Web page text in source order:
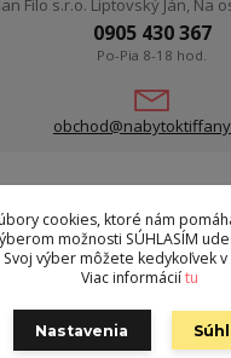
Filo s.r.o. Liptovský Ján, Na
0905 430 367
Po-Pia 8-18 hod.
tovar 2
cookies, ktoré nám
možnosti SÚHLASÍM
výber môžete kedykoľvek
Viac informáciítu
Nastavenia